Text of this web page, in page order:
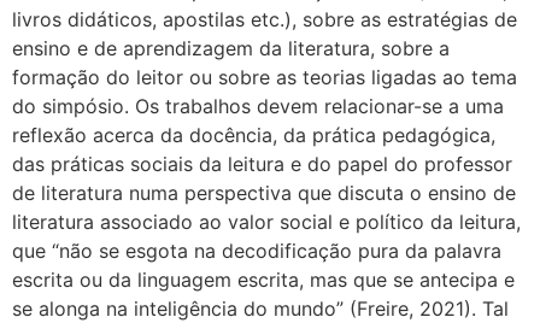
livros didáticos, apostilas etc.), sobre as estratégias de
ensino e de aprendizagem da literatura, sobre a
formação do leitor ou sobre as teorias ligadas ao tema
do simpósio. Os trabalhos devem relacionar-se a uma
reflexão acerca da docência, da prática pedagógica,
das práticas sociais da leitura e do papel do professor
de literatura numa perspectiva que discuta o ensino de
literatura associado ao valor social e político da leitura,
que “não se esgota na decodificação pura da palavra
escrita ou da linguagem escrita, mas que se antecipa e
se alonga na inteligência do mundo” (Freire, 2021). Tal